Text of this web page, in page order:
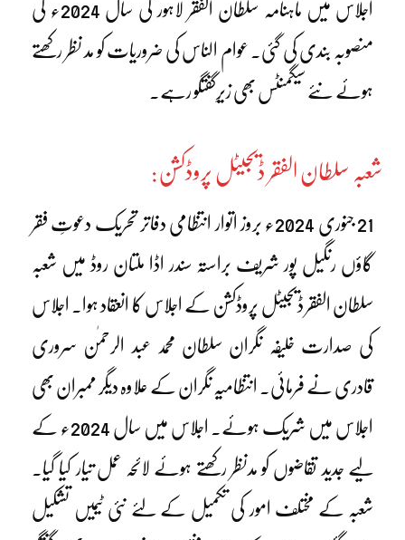
اجلاس میں ماہنامہ سلطان الفقر لاہور کی سال 2024ء کی
منصوبہ بندی کی گئی۔ عوام الناس کی ضروریات کو مد نظر رکھتے
ہوئے نئے سیگمنٹس بھی زیرِگفتگو رہے۔
شعبہ سلطان الفقر ڈیجیٹل پروڈکشن:
21 جنوری 2024ء بروز اتوار انتظامی دفاتر تحریک دعوتِ فقر
گاؤں رنگیل پور شریف براستہ سندر اڈا ملتان روڈ میں شعبہ
سلطان الفقر ڈیجیٹل پروڈکشن کے اجلاس کا انعقاد ہوا۔ اجلاس
کی صدارت خلیفہ نگران سلطان محمد عبد الرحمٰن سروری
قادری نے فرمائی۔ انتظامیہ نگران کے علاوہ دیگر ممبران بھی
اجلاس میں شریک ہوئے۔ اجلاس میں سال 2024ء کے
لیے جدید تقاضوں کو مدنظر رکھتے ہوئے لائحہ عمل تیار کیا گیا۔
شعبہ کے مختلف امور کی تکمیل کے لئے نئی ٹیمیں تشکیل